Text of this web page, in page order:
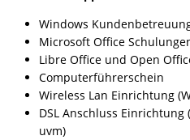
Windows
Microsoft Office
Libre Office und Open
Computerführerschein
Wireless Lan Einrichtung
DSL Anschluss Einrichtung
uvm)